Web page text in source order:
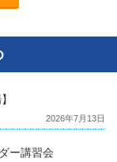
2026年7月13日
ー講習会